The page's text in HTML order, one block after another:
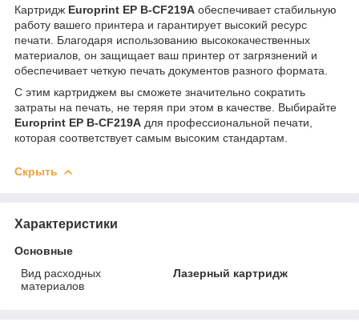
Картридж Europrint EP B-CF219A обеспечивает стабильную
работу вашего принтера и гарантирует высокий ресурс
печати. Благодаря использованию высококачественных
материалов, он защищает ваш принтер от загрязнений и
обеспечивает четкую печать документов разного формата.
С этим картриджем вы сможете значительно сократить
затраты на печать, не теряя при этом в качестве. Выбирайте
Europrint EP B-CF219A для профессиональной печати,
которая соответствует самым высоким стандартам.
Скрыть
Характеристики
Основные
Вид расходных
материалов
Лазерный картридж